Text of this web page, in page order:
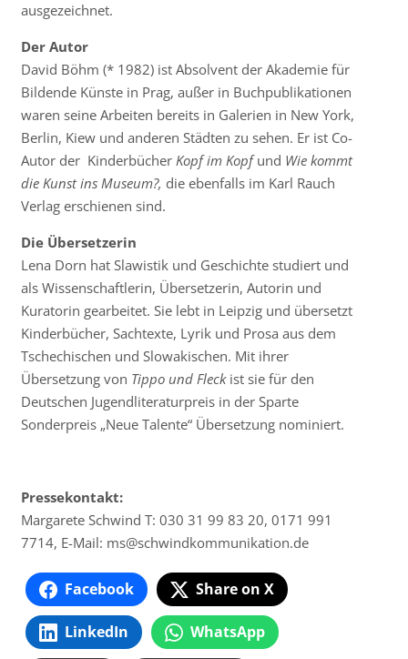
ausgezeichnet.
Der Autor
David Böhm (* 1982) ist Absolvent der Akademie für
Bildende Künste in Prag, außer in Buchpublikationen
waren seine Arbeiten bereits in Galerien in New York,
Berlin, Kiew und anderen Städten zu sehen. Er ist Co-
Autor der Kinderbücher Kopf im Kopfund Wie kommt
die Kunst ins Museum?, die ebenfalls im Karl Rauch
Verlag erschienen sind.
Die Übersetzerin
Lena Dorn hat Slawistik und Geschichte studiert und
als Wissenschaftlerin, Übersetzerin, Autorin und
Kuratorin gearbeitet. Sie lebt in Leipzig und übersetzt
Kinderbücher, Sachtexte, Lyrik und Prosa aus dem
Tschechischen und Slowakischen. Mit ihrer
Übersetzung von Tippo und Fleckist sie für den
Deutschen Jugendliteraturpreis in der Sparte
Sonderpreis „Neue Talente“ Übersetzung nominiert.
Pressekontakt:
Margarete Schwind T: 030 31 99 83 20, 0171 991
7714, E-Mail: ms@schwindkommunikation.de
Facebook Share on X
LinkedIn WhatsApp